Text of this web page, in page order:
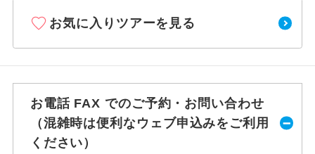
お気に入りツアーを見る
お電話 FAX でのご予約・お問い合わせ
（混雑時は便利なウェブ申込みをご利用
ください）